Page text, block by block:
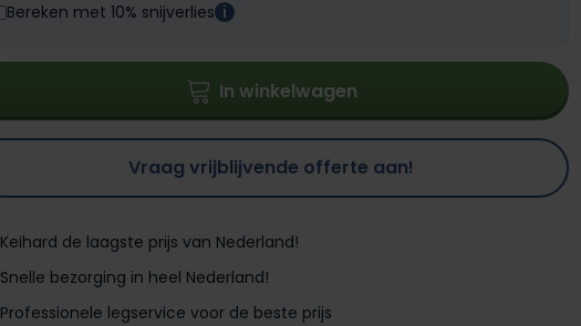
Bereken met 10% snijverlies i
In winkelwagen
Vraag vrijblijvende offerte aan!
Keihard de laagste prijs van Nederland!
Snelle bezorging in heel Nederland!
Professionele legservice voor de beste prijs